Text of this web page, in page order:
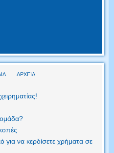
ΑΡΧΕΙΑ
να κερδίσετε χρήματα σε